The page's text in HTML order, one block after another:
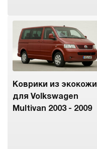
Коврики из экокожи
для Volkswagen
Multivan 2003 - 2009